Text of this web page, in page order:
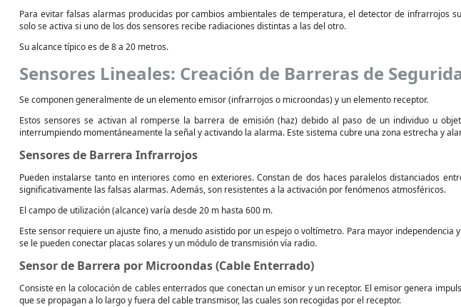
Para evitar falsas alarmas producidas por cambios ambientales de temperatura, el detector de infrarrojos
solo se activa si uno de los dos sensores recibe radiaciones distintas a las del otro.
Su alcance típico es de 8 a 20 metros.
Sensores Lineales: Creación de Barreras de
Se componen generalmente de un elemento emisor (infrarrojos o microondas) y un elemento receptor.
Estos sensores se activan al romperse la barrera de emisión (haz) debido al paso de un individuo u
interrumpiendo momentáneamente la señal y activando la alarma. Este sistema cubre una zona estrecha y
Sensores de Barrera Infrarrojos
Pueden instalarse tanto en interiores como en exteriores. Constan de dos haces paralelos distanciados
significativamente las falsas alarmas. Además, son resistentes a la activación por fenómenos atmosféricos.
El campo de utilización (alcance) varía desde 20 m hasta 600 m.
Este sensor requiere un ajuste fino, a menudo asistido por un espejo o voltímetro. Para mayor independencia
se le pueden conectar placas solares y un módulo de transmisión vía radio.
Sensor de Barrera por Microondas (Cable Enterrado)
Consiste en la colocación de cables enterrados que conectan un emisor y un receptor. El emisor genera
que se propagan a lo largo y fuera del cable transmisor, las cuales son recogidas por el receptor.